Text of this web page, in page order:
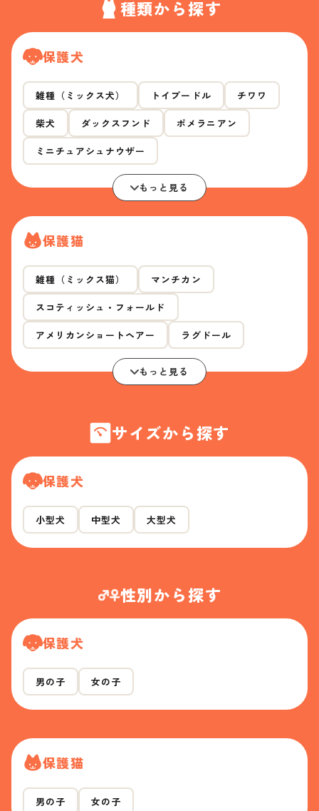
種類から探す
保護犬
雑種（ミックス犬） トイプードル チワワ
柴犬 ダックスフンド ポメラニアン
ミニチュアシュナウザー
もっと見る
保護猫
雑種（ミックス猫） マンチカン
スコティッシュ・フォールド
アメリカンショートヘアー ラグドール
もっと見る
サイズから探す
保護犬
小型犬 中型犬 大型犬
性別から探す
保護犬
男の子 女の子
保護猫
男の子 女の子